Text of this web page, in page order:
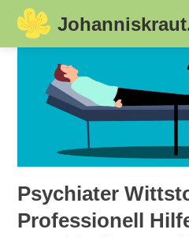
Skip
Psychiater
Professionell